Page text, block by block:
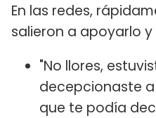
En las redes,
salieron a apoyarlo y
"No llores,
decepcionaste
que te podía